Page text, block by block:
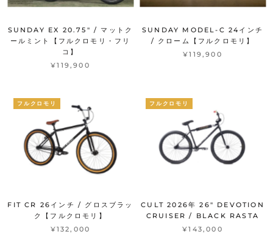
SUNDAY EX 20.75" / マットク
ールミント【フルクロモリ・フリ
コ】
¥119,900
SUNDAY MODEL-C 24インチ
/ クローム【フルクロモリ】
¥119,900
フルクロモリ
FIT CR 26インチ / グロスブラッ
ク【フルクロモリ】
¥132,000
フルクロモリ
CULT 2026年 26" DEVOTION
CRUISER / BLACK RASTA
¥143,000